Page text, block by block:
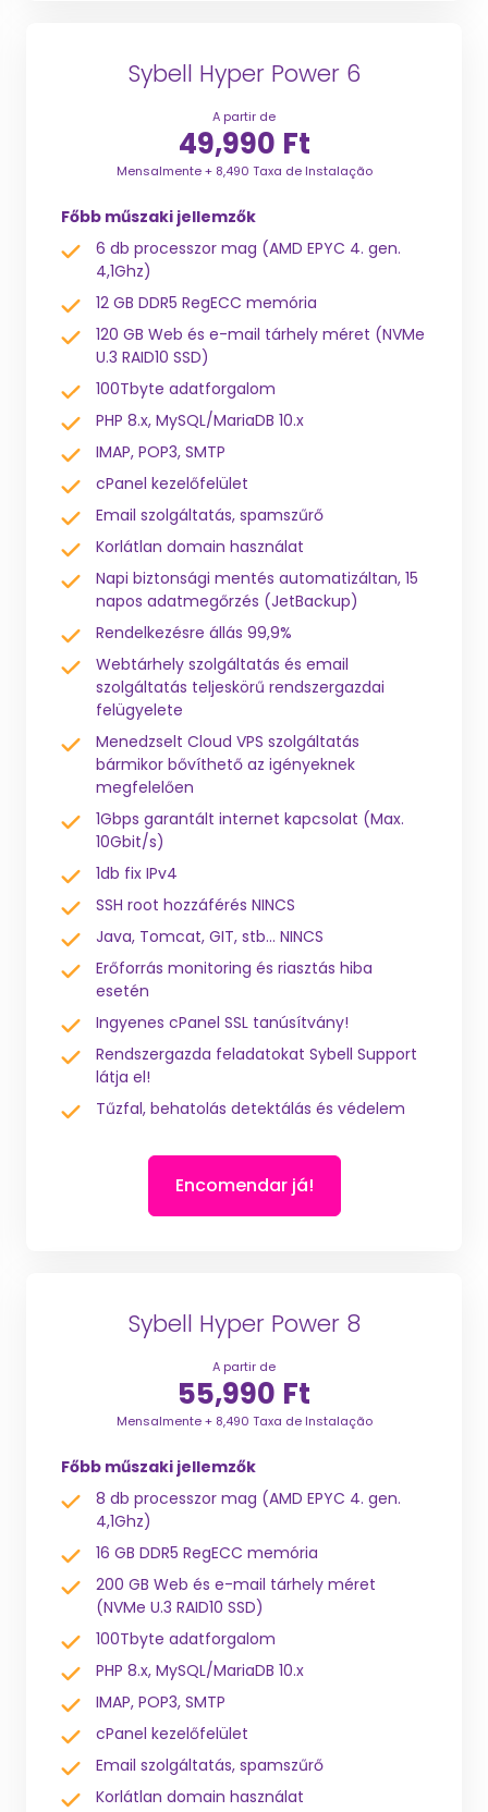
Sybell Hyper Power 6
A partir de
49,990 Ft
Mensalmente + 8,490 Taxa de Instalação
Főbb műszaki jellemzők
6 db processzor mag (AMD EPYC 4. gen.
4,1Ghz)
12 GB DDR5 RegECC memória
120 GB Web és e-mail tárhely méret (NVMe
U.3 RAID10 SSD)
100Tbyte adatforgalom
PHP 8.x, MySQL/MariaDB 10.x
IMAP, POP3, SMTP
cPanel kezelőfelület
Email szolgáltatás, spamszűrő
Korlátlan domain használat
Napi biztonsági mentés automatizáltan, 15
napos adatmegőrzés (JetBackup)
Rendelkezésre állás 99,9%
Webtárhely szolgáltatás és email
szolgáltatás teljeskörű rendszergazdai
felügyelete
Menedzselt Cloud VPS szolgáltatás
bármikor bővíthető az igényeknek
megfelelően
1Gbps garantált internet kapcsolat (Max.
10Gbit/s)
1db fix IPv4
SSH root hozzáférés NINCS
Java, Tomcat, GIT, stb... NINCS
Erőforrás monitoring és riasztás hiba
esetén
Ingyenes cPanel SSL tanúsítvány!
Rendszergazda feladatokat Sybell Support
látja el!
Tűzfal, behatolás detektálás és védelem
Encomendar já!
Sybell Hyper Power 8
A partir de
55,990 Ft
Mensalmente + 8,490 Taxa de Instalação
Főbb műszaki jellemzők
8 db processzor mag (AMD EPYC 4. gen.
4,1Ghz)
16 GB DDR5 RegECC memória
200 GB Web és e-mail tárhely méret
(NVMe U.3 RAID10 SSD)
100Tbyte adatforgalom
PHP 8.x, MySQL/MariaDB 10.x
IMAP, POP3, SMTP
cPanel kezelőfelület
Email szolgáltatás, spamszűrő
Korlátlan domain használat